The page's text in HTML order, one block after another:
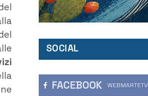
SOCIAL
FACEBOOK WEBMARTETV